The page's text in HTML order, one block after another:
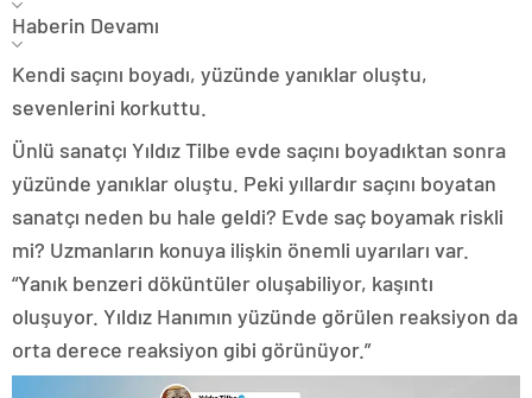
Haberin Devamı
Kendi saçını boyadı, yüzünde yanıklar oluştu,
sevenlerini korkuttu.
Ünlü sanatçı Yıldız Tilbe evde saçını boyadıktan sonra
yüzünde yanıklar oluştu. Peki yıllardır saçını boyatan
sanatçı neden bu hale geldi? Evde saç boyamak riskli
mi? Uzmanların konuya ilişkin önemli uyarıları var.
“Yanık benzeri döküntüler oluşabiliyor, kaşıntı
oluşuyor. Yıldız Hanımın yüzünde görülen reaksiyon da
orta derece reaksiyon gibi görünüyor.”